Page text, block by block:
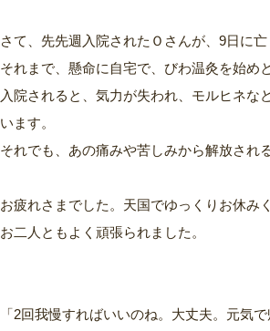
さて、先先週入院されたＯさんが、9日に亡
それまで、懸命に自宅で、びわ温灸を始め
入院されると、気力が失われ、モルヒネな
います。
それでも、あの痛みや苦しみから解放され
お疲れさまでした。天国でゆっくりお休み
お二人ともよく頑張られました。
「2回我慢すればいいのね。大丈夫。元気で